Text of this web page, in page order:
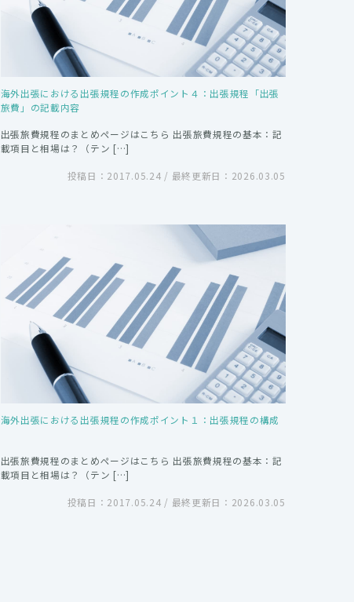
海外出張における出張規程の作成ポイント４：出張規程「出張
旅費」の記載内容
出張旅費規程のまとめページはこちら 出張旅費規程の基本：記
載項目と相場は？（テン […]
投稿日：2017.05.24 / 最終更新日：2026.03.05
海外出張における出張規程の作成ポイント１：出張規程の構成
出張旅費規程のまとめページはこちら 出張旅費規程の基本：記
載項目と相場は？（テン […]
投稿日：2017.05.24 / 最終更新日：2026.03.05